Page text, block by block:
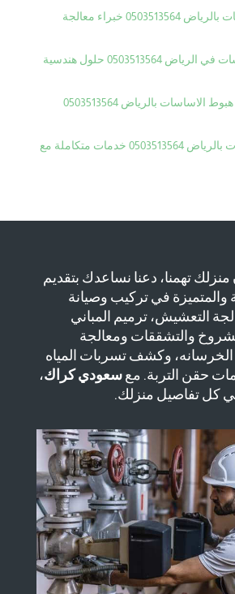
شركة هبوط الاساسات بالرياض 0503513564 خبراء معالجة
معالجة هبوط الأساسات في الرياض 0503513564 حلول هندسية
خدمات اصلاح وعلاج هبوط الاساسات بالرياض 0503513564
حلول هبوط الاساسات بالرياض 0503513564 خدمات متكاملة مع
تهمنا، دعنا نساعدك بتقديم
والمتميزة في تركيب وصيانة
التعشيش، ترميم المباني
والتشققات ومعالجة
وكشف تسربات المياه
حقن التربة. مع سعودي كراك،
في كل تفاصيل منزلك.